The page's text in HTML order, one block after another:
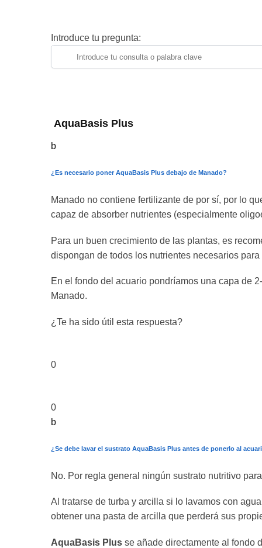
Introduce tu pregunta:
AquaBasis Plus
b
¿Es necesario poner AquaBasis Plus debajo de Manado?
Manado no contiene fertilizante de por sí, por lo
capaz de absorber nutrientes (especialmente
Para un buen crecimiento de las plantas, es
dispongan de todos los nutrientes necesarios
En el fondo del acuario pondríamos una capa de
Manado.
¿Te ha sido útil esta respuesta?
0
0
b
¿Se debe lavar el sustrato AquaBasis Plus antes de ponerlo al
No. Por regla general ningún sustrato nutritivo
Al tratarse de turba y arcilla si lo lavamos con
obtener una pasta de arcilla que perderá sus
AquaBasis Plus se añade directamente al fondo